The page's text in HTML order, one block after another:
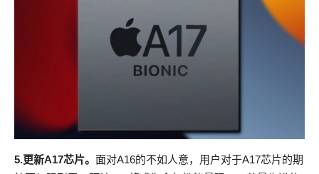
5.更新A17芯片。 面对A16的不如人意，用户对于A17芯片的期